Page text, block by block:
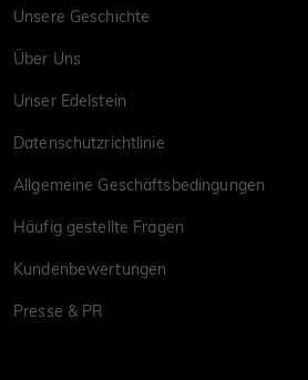
Unsere Geschichte
Über Uns
Unser Edelstein
Datenschutzrichtlinie
Allgemeine Geschäftsbedingungen
Häufig gestellte Fragen
Kundenbewertungen
Presse & PR